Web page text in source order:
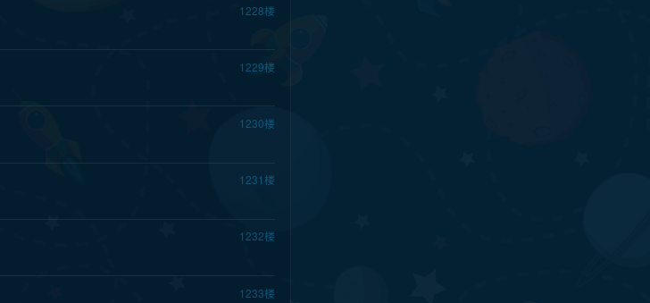
1228楼
1229楼
1230楼
1231楼
1232楼
1233楼